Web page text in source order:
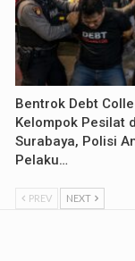
Bentrok Debt
Kelompok Pesilat
Surabaya, Polisi
Pelaku…
PREV NEXT